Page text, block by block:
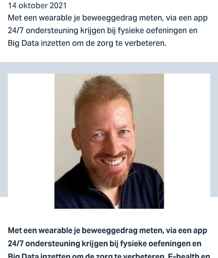
14 oktober 2021
Met een wearable je beweeggedrag meten, via een app
24/7 ondersteuning krijgen bij fysieke oefeningen en
Big Data inzetten om de zorg te verbeteren.
Met een wearable je beweeggedrag meten, via een app
24/7 ondersteuning krijgen bij fysieke oefeningen en